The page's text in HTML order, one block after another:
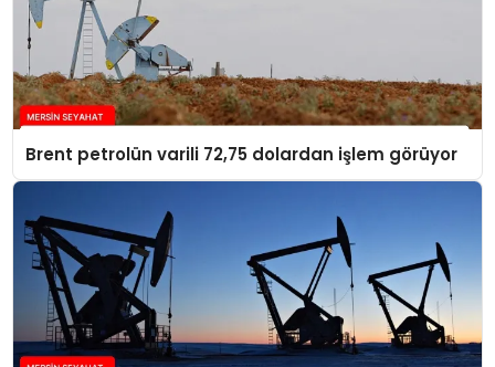
Brent petrolün varili 72,75 dolardan işlem görüyor